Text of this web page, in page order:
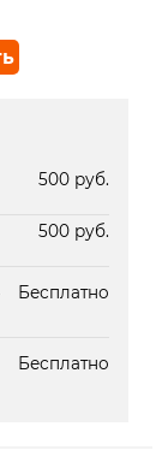
500 руб.
500 руб.
Бесплатно
Бесплатно